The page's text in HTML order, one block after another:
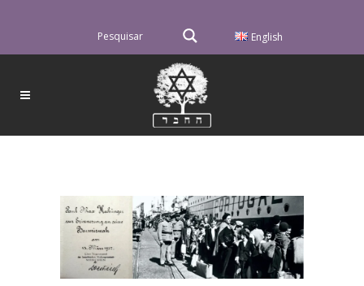
English